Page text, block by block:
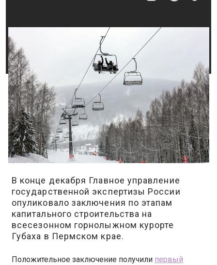
В конце декабря Главное управление
государственной экспертизы России
опуликовало заключения по этапам
капитального строительства на
всесезонном горнолыжном курорте
Губаха в Пермском крае.
Положительное заключение получили первый